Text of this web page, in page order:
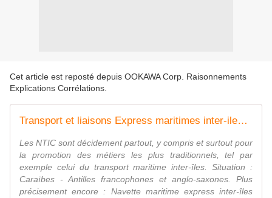
Cet article est reposté depuis OOKAWA Corp. Raisonnements
Explications Corrélations
Transport et liaisons Express maritimes inter-iles aux Caraibes : Martinique Sainte-Lucie Antilles
Les NTIC sont décidement partout, y compris et surtout pour
la promotion des métiers les plus traditionnels, tel par
exemple celui du transport maritime inter-îles. Situation :
Caraïbes - Antilles francophones et anglo-saxones. Plus
précisement encore : Navette maritime express inter-îles